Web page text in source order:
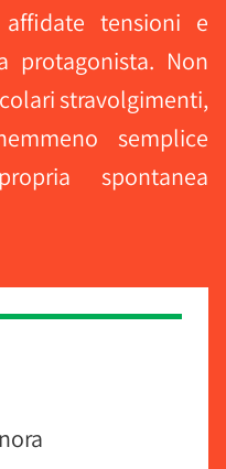
tensioni e
protagonista. Non
stravolgimenti,
semplice
spontanea